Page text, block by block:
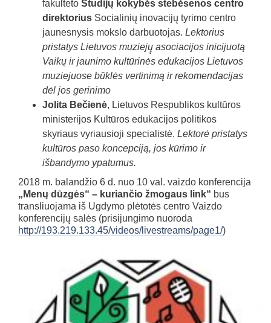
fakulteto Studijų kokybės stebėsenos centro
direktorius Socialinių inovacijų tyrimo centro
jaunesnysis mokslo darbuotojas. Lektorius
pristatys Lietuvos muziejų̨ asociacijos inicijuotą
Vaikų ir jaunimo kultūrinės edukacijos Lietuvos
muziejuose būklės vertinimą ir rekomendacijas
dėl jos gerinimo
Jolita Bečienė, Lietuvos Respublikos kultūros
ministerijos Kultūros edukacijos politikos
skyriaus vyriausioji specialistė. Lektorė pristatys
kultūros paso koncepciją, jos kūrimo ir
išbandymo ypatumus.
2018 m. balandžio 6 d. nuo 10 val. vaizdo konferencija
„Menų dūzgės“ – kuriančio žmogaus link“ bus
transliuojama iš Ugdymo plėtotės centro Vaizdo
konferencijų salės (prisijungimo nuoroda
http://193.219.133.45/videos/livestreams/page1/)